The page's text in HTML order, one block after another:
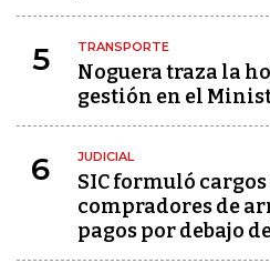
5 TRANSPORTE
Noguera traza la
gestión en el
6 JUDICIAL
SIC formuló cargos
compradores de
pagos por debajo